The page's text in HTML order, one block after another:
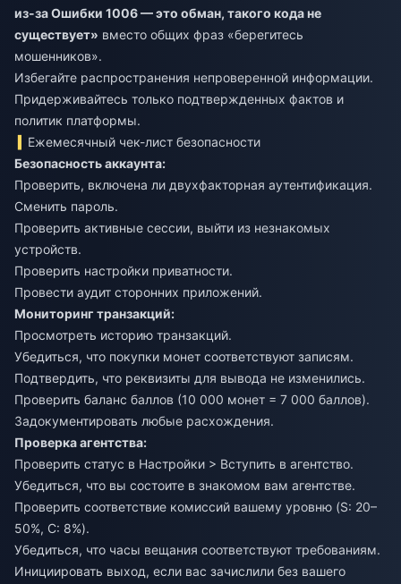
из-за Ошибки 1006 — это обман, такого кода не
существует» вместо общих фраз «берегитесь
мошенников».
Избегайте распространения непроверенной информации.
Придерживайтесь только подтвержденных фактов и
политик платформы.
Ежемесячный чек-лист безопасности
Безопасность аккаунта:
Проверить, включена ли двухфакторная аутентификация.
Сменить пароль.
Проверить активные сессии, выйти из незнакомых
устройств.
Проверить настройки приватности.
Провести аудит сторонних приложений.
Мониторинг транзакций:
Просмотреть историю транзакций.
Убедиться, что покупки монет соответствуют записям.
Подтвердить, что реквизиты для вывода не изменились.
Проверить баланс баллов (10 000 монет = 7 000 баллов).
Задокументировать любые расхождения.
Проверка агентства:
Проверить статус в Настройки > Вступить в агентство.
Убедиться, что вы состоите в знакомом вам агентстве.
Проверить соответствие комиссий вашему уровню (S: 20–
50%, C: 8%).
Убедиться, что часы вещания соответствуют требованиям.
Инициировать выход, если вас зачислили без вашего